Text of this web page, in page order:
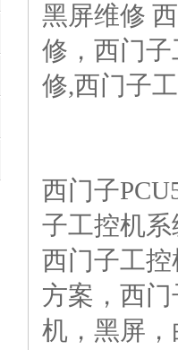
黑屏维修
修，西门
修,西门子
西门子
子工控机
西门子工
方案，西
机，黑屏